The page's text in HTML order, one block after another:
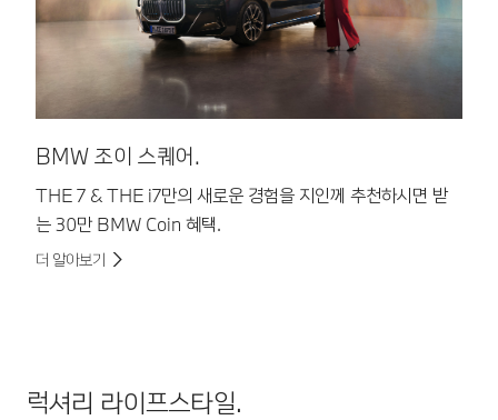
BMW 조이 스퀘어.
THE 7 & THE i7만의 새로운 경험을 지인께 추천하시면 받
는 30만 BMW Coin 혜택.
더 알아보기
럭셔리 라이프스타일.